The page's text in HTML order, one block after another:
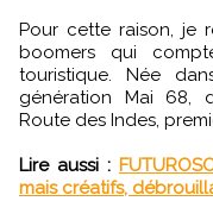
Pour cette raison, je
boomers qui
touristique. Née
génération Mai 68,
Route des Indes,
Lire aussi :
mais créatifs,